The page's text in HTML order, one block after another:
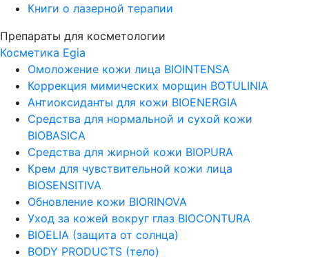
Книги о лазерной терапии
Препараты для косметологии
Косметика Egia
Омоложение кожи лица BIOINTENSA
Коррекция мимических морщин BOTULINIA
Антиоксиданты для кожи BIOENERGIA
Средства для нормальной и сухой кожи
BIOBASICA
Средства для жирной кожи BIOPURA
Крем для чувствительной кожи лица
BIOSENSITIVA
Обновление кожи BIORINOVA
Уход за кожей вокруг глаз BIOCONTURA
BIOELIA (защита от солнца)
BODY PRODUCTS (тело)